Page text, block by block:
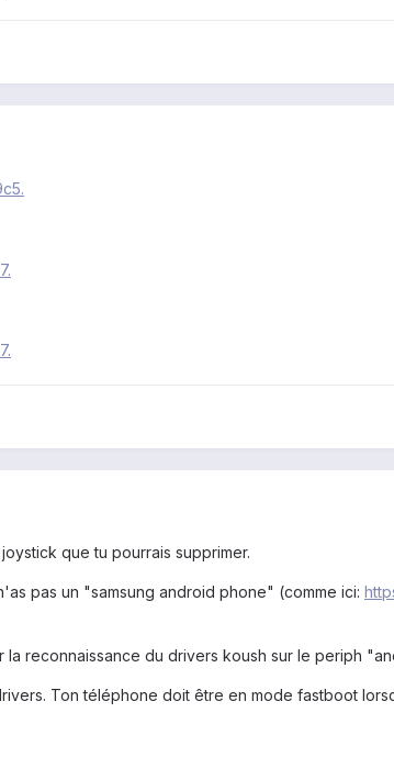
que tu pourrais supprimer.
pas un "samsung android phone" (comme ici:
reconnaissance du drivers koush sur le periph
Ton téléphone doit être en mode fastboot